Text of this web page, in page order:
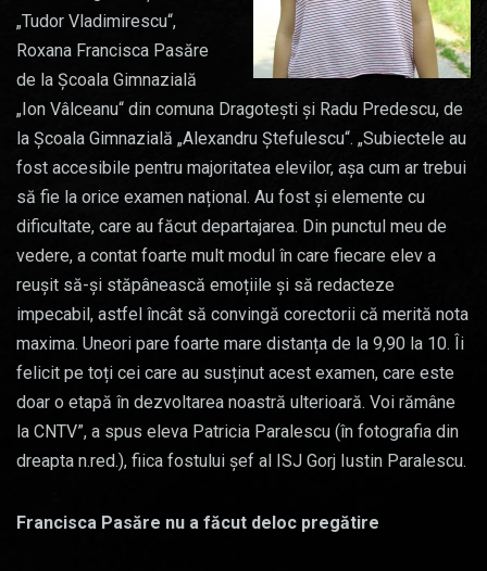
„Tudor Vladimirescu“,
Roxana Francisca Pasăre
de la Școala Gimnazială
„Ion Vâlceanu“ din comuna Dragotești și Radu Predescu, de
la Școala Gimnazială „Alexandru Ștefulescu“. „Subiectele au
fost accesibile pentru majoritatea elevilor, așa cum ar trebui
să fie la orice examen național. Au fost și elemente cu
dificultate, care au făcut departajarea. Din punctul meu de
vedere, a contat foarte mult modul în care fiecare elev a
reușit să-și stăpânească emoțiile și să redacteze
impecabil, astfel încât să convingă corectorii că merită nota
maxima. Uneori pare foarte mare distanța de la 9,90 la 10. Îi
felicit pe toți cei care au susținut acest examen, care este
doar o etapă în dezvoltarea noastră ulterioară. Voi rămâne
la CNTV”, a spus eleva Patricia Paralescu (în fotografia din
dreapta n.red.), fiica fostului șef al ISJ Gorj Iustin Paralescu.
Francisca Pasăre nu a făcut deloc pregătire